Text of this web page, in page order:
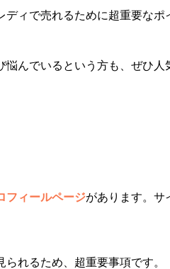
ィで売れるために超重要なポ
んでいるという方も、ぜひ
フィールページがあります。サ
れるため、超重要事項です。